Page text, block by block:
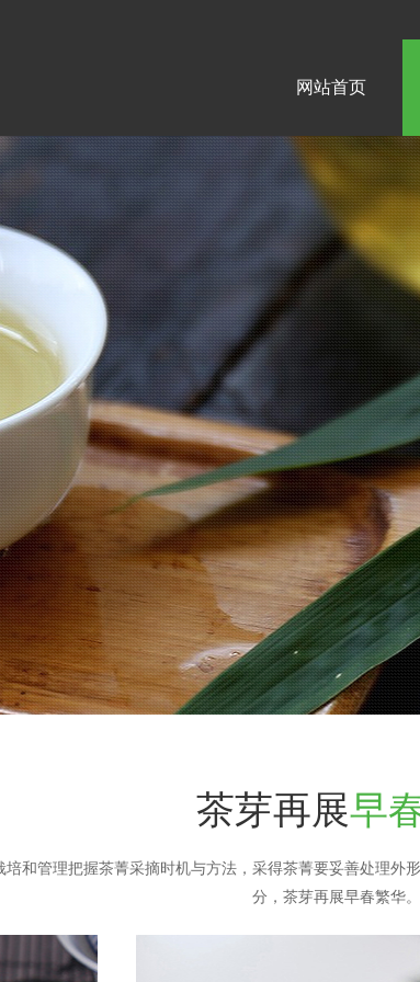
网站首页
茶芽再展早
和管理把握茶菁采摘时机与方法，采得茶菁要妥善处理外
分，茶芽再展早春繁华。